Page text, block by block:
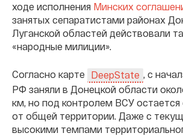
ходе исполнения Минских
занятых сепаратистами районах
Луганской областей действовали
«народные милиции».
Согласно карте DeepState , c
РФ заняли в Донецкой области
км, но под контролем ВСУ
от общей территории. Даже с
высокими темпами